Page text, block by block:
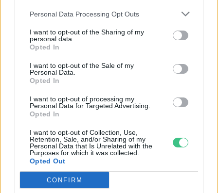
Personal Data Processing Opt Outs
I want to opt-out of the Sharing of my
personal data.
Opted In
I want to opt-out of the Sale of my
Personal Data.
Opted In
I want to opt-out of processing my
Personal Data for Targeted Advertising.
Opted In
I want to opt-out of Collection, Use,
Retention, Sale, and/or Sharing of my
Personal Data that Is Unrelated with the
Purposes for which it was collected.
Opted Out
CONFIRM
Történelmi aszály sújtja Nagy-
Britanniát is